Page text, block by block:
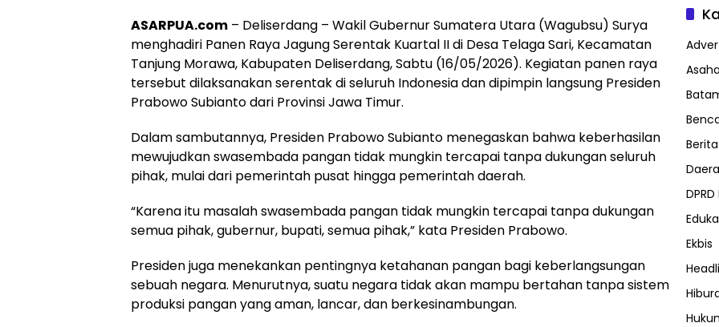
ASARPUA.com – Deliserdang – Wakil Gubernur Sumatera Utara (Wagubsu) Surya
menghadiri Panen Raya Jagung Serentak Kuartal II di Desa Telaga Sari, Kecamatan
Tanjung Morawa, Kabupaten Deliserdang, Sabtu (16/05/2026). Kegiatan panen raya
tersebut dilaksanakan serentak di seluruh Indonesia dan dipimpin langsung Presiden
Prabowo Subianto dari Provinsi Jawa Timur.
Dalam sambutannya, Presiden Prabowo Subianto menegaskan bahwa keberhasilan
mewujudkan swasembada pangan tidak mungkin tercapai tanpa dukungan seluruh
pihak, mulai dari pemerintah pusat hingga pemerintah daerah.
“Karena itu masalah swasembada pangan tidak mungkin tercapai tanpa dukungan
semua pihak, gubernur, bupati, semua pihak,” kata Presiden Prabowo.
Presiden juga menekankan pentingnya ketahanan pangan bagi keberlangsungan
sebuah negara. Menurutnya, suatu negara tidak akan mampu bertahan tanpa sistem
produksi pangan yang aman, lancar, dan berkesinambungan.
Berita
Ekbis